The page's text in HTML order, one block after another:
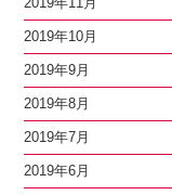
2019年10月
2019年9月
2019年8月
2019年7月
2019年6月